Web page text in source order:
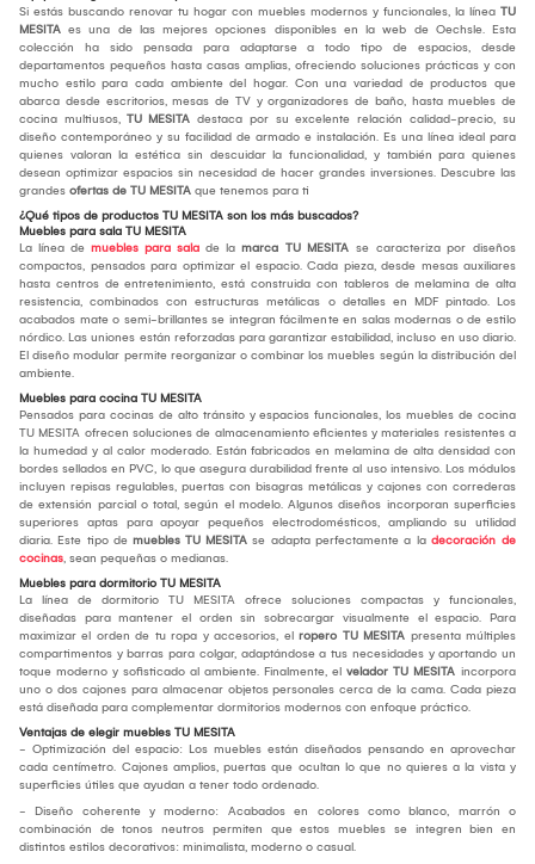
Si estás buscando renovar tu hogar con muebles modernos y funcionales, la línea TU
MESITA es una de las mejores opciones disponibles en la web de Oechsle. Esta
colección ha sido pensada para adaptarse a todo tipo de espacios, desde
departamentos pequeños hasta casas amplias, ofreciendo soluciones prácticas y con
mucho estilo para cada ambiente del hogar. Con una variedad de productos que
abarca desde escritorios, mesas de TV y organizadores de baño, hasta muebles de
cocina multiusos, TU MESITA destaca por su excelente relación calidad-precio, su
diseño contemporáneo y su facilidad de armado e instalación. Es una línea ideal para
quienes valoran la estética sin descuidar la funcionalidad, y también para quienes
desean optimizar espacios sin necesidad de hacer grandes inversiones. Descubre las
grandes ofertas de TU MESITA que tenemos para ti
¿Qué tipos de productos TU MESITA son los más buscados?
Muebles para sala TU MESITA
La línea de muebles para sala de la marca TU MESITA se caracteriza por diseños
compactos, pensados para optimizar el espacio. Cada pieza, desde mesas auxiliares
hasta centros de entretenimiento, está construida con tableros de melamina de alta
resistencia, combinados con estructuras metálicas o detalles en MDF pintado. Los
acabados mate o semi-brillantes se integran fácilmente en salas modernas o de estilo
nórdico. Las uniones están reforzadas para garantizar estabilidad, incluso en uso diario.
El diseño modular permite reorganizar o combinar los muebles según la distribución del
ambiente.
Muebles para cocina TU MESITA
Pensados para cocinas de alto tránsito y espacios funcionales, los muebles de cocina
TU MESITA ofrecen soluciones de almacenamiento eficientes y materiales resistentes a
la humedad y al calor moderado. Están fabricados en melamina de alta densidad con
bordes sellados en PVC, lo que asegura durabilidad frente al uso intensivo. Los módulos
incluyen repisas regulables, puertas con bisagras metálicas y cajones con correderas
de extensión parcial o total, según el modelo. Algunos diseños incorporan superficies
superiores aptas para apoyar pequeños electrodomésticos, ampliando su utilidad
diaria. Este tipo de muebles TU MESITA se adapta perfectamente a la decoración de
cocinas, sean pequeñas o medianas.
Muebles para dormitorio TU MESITA
La línea de dormitorio TU MESITA ofrece soluciones compactas y funcionales,
diseñadas para mantener el orden sin sobrecargar visualmente el espacio. Para
maximizar el orden de tu ropa y accesorios, el ropero TU MESITA presenta múltiples
compartimentos y barras para colgar, adaptándose a tus necesidades y aportando un
toque moderno y sofisticado al ambiente. Finalmente, el velador TU MESITA incorpora
uno o dos cajones para almacenar objetos personales cerca de la cama. Cada pieza
está diseñada para complementar dormitorios modernos con enfoque práctico.
Ventajas de elegir muebles TU MESITA
- Optimización del espacio: Los muebles están diseñados pensando en aprovechar
cada centímetro. Cajones amplios, puertas que ocultan lo que no quieres a la vista y
superficies útiles que ayudan a tener todo ordenado.
- Diseño coherente y moderno: Acabados en colores como blanco, marrón o
combinación de tonos neutros permiten que estos muebles se integren bien en
distintos estilos decorativos: minimalista, moderno o casual.